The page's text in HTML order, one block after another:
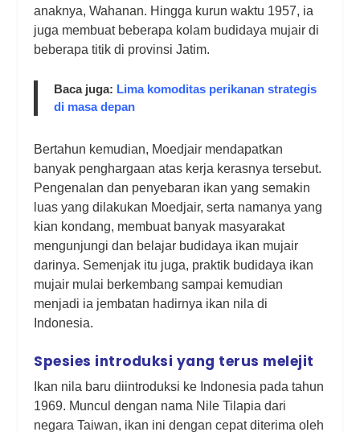
anaknya, Wahanan. Hingga kurun waktu 1957, ia
juga membuat beberapa kolam budidaya mujair di
beberapa titik di provinsi Jatim.
Baca juga: Lima komoditas perikanan strategis
di masa depan
Bertahun kemudian, Moedjair mendapatkan
banyak penghargaan atas kerja kerasnya tersebut.
Pengenalan dan penyebaran ikan yang semakin
luas yang dilakukan Moedjair, serta namanya yang
kian kondang, membuat banyak masyarakat
mengunjungi dan belajar budidaya ikan mujair
darinya. Semenjak itu juga, praktik budidaya ikan
mujair mulai berkembang sampai kemudian
menjadi ia jembatan hadirnya ikan nila di
Indonesia.
Spesies introduksi yang terus melejit
Ikan nila baru diintroduksi ke Indonesia pada tahun
1969. Muncul dengan nama Nile Tilapia dari
negara Taiwan, ikan ini dengan cepat diterima oleh